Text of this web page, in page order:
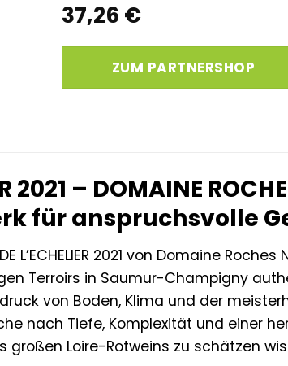
37,26 €
ZUM PARTNERSHOP
2021 – DOMAINE
für anspruchsvolle
L’ECHELIER 2021 von Domaine
Terroirs in Saumur-Champigny
von Boden, Klima und der
nach Tiefe, Komplexität und einer
großen Loire-Rotweins zu schätzen